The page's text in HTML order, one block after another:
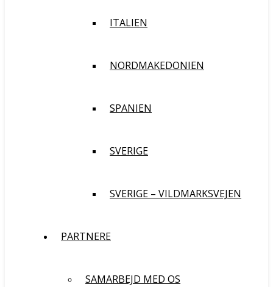
ITALIEN
NORDMAKEDONIEN
SPANIEN
SVERIGE
SVERIGE – VILDMARKSVEJEN
PARTNERE
SAMARBEJD MED OS